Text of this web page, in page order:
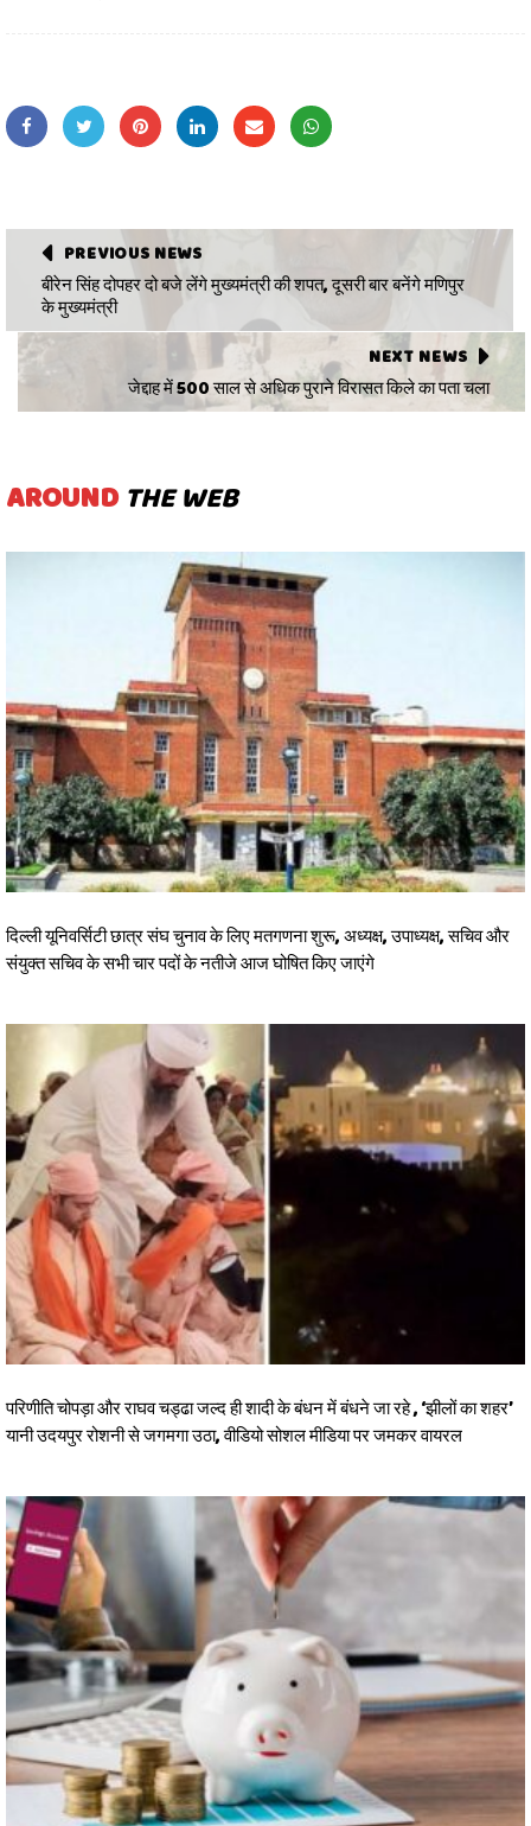
PREVIOUS NEWS
बीरेन सिंह दोपहर दो बजे लेंगे मुख्यमंत्री की शपत, दूसरी बार बनेंगे मणिपुर
के मुख्यमंत्री
NEXT NEWS
जेद्दाह में 500 साल से अधिक पुराने विरासत किले का पता चला
AROUND THE WEB
दिल्ली यूनिवर्सिटी छात्र संघ चुनाव के लिए मतगणना शुरू, अध्यक्ष, उपाध्यक्ष, सचिव और
संयुक्त सचिव के सभी चार पदों के नतीजे आज घोषित किए जाएंगे
परिणीति चोपड़ा और राघव चड्ढा जल्द ही शादी के बंधन में बंधने जा रहे , ‘झीलों का शहर’
यानी उदयपुर रोशनी से जगमगा उठा, वीडियो सोशल मीडिया पर जमकर वायरल